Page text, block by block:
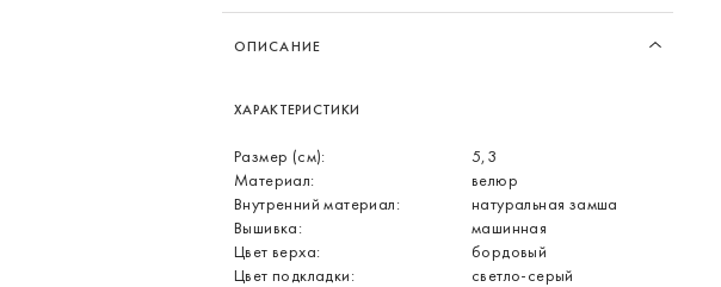
ОПИСАНИЕ
ХАРАКТЕРИСТИКИ
Размер (см):
5,3
Материал:
велюр
Внутренний материал:
натуральная замша
Вышивка:
машинная
Цвет верха:
бордовый
Цвет подкладки:
светло-серый